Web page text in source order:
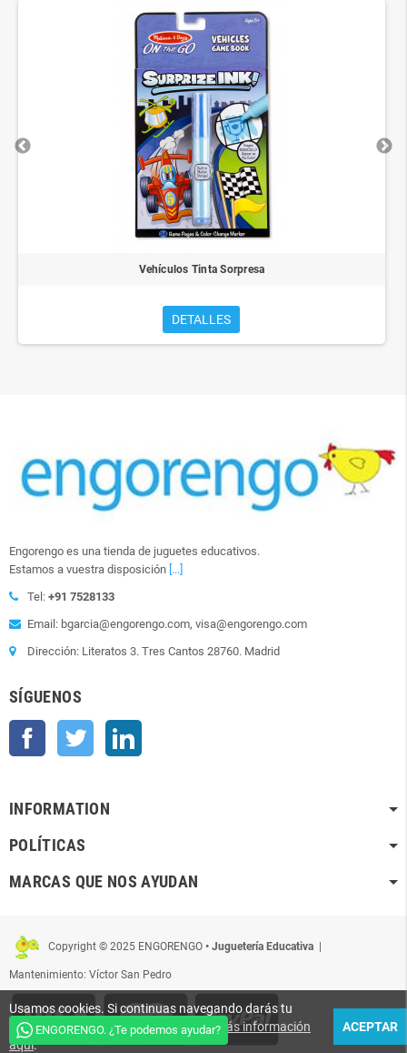
Vehículos Tinta Sorpresa
DETALLES
Engorengo es una tienda de juguetes educativos.
Estamos a vuestra disposición [...]
Tel: +91 7528133
Email: bgarcia@engorengo.com, visa@engorengo.com
Dirección: Literatos 3. Tres Cantos 28760. Madrid
SÍGUENOS
Facebook Twitter
INFORMATION
POLÍTICAS
MARCAS QUE NOS AYUDAN
Copyright © 2025 ENGORENGO • Juguetería Educativa
Mantenimiento: Víctor San Pedro
Usamos cookies. Si continuas navegando darás tu
conformidad para que sean usadas.Más información
aquí.
ACEPTAR
ENGORENGO. ¿Te podemos ayudar?